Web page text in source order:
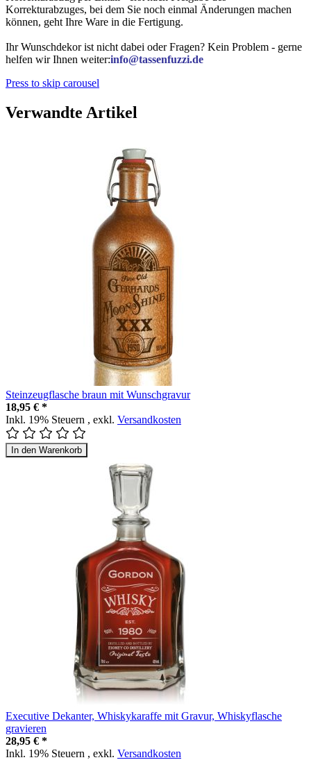
Korrekturabzuges, bei dem Sie noch einmal Änderungen machen
können, geht Ihre Ware in die Fertigung.
Ihr Wunschdekor ist nicht dabei oder Fragen? Kein Problem - gerne
helfen wir Ihnen weiter:info@tassenfuzzi.de
Press to skip carousel
Verwandte Artikel
Steinzeugflasche braun mit Wunschgravur
18,95 € *
Inkl. 19% Steuern , exkl. Versandkosten
In den Warenkorb
Executive Dekanter, Whiskykaraffe mit Gravur, Whiskyflasche
gravieren
28,95 € *
Inkl. 19% Steuern , exkl. Versandkosten